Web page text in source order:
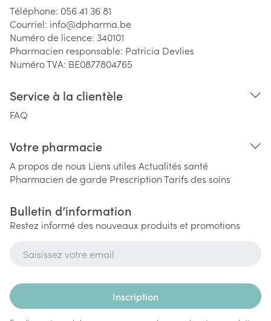
Téléphone: 056 41 36 81
Courriel: info@dpharma.be
Numéro de licence: 340101
Pharmacien responsable: Patricia Devlies
Numéro TVA: BE0877804765
Service à la clientèle
FAQ
Votre pharmacie
A propos de nous Liens utiles Actualités santé
Pharmacien de garde PrescriptionTarifs des soins
Bulletin d’information
Restez informé des nouveaux produits et promotions
Inscription